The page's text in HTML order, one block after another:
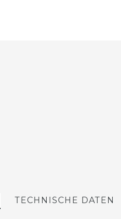
TECHNISCHE DATEN